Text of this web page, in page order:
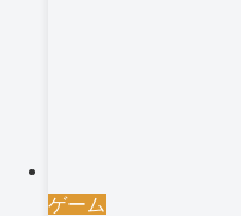
ゲーム